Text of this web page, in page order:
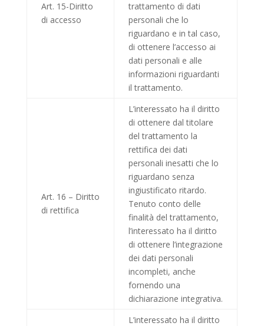
Art. 15-Diritto
di accesso
trattamento di dati
personali che lo
riguardano e in tal caso,
di ottenere l’accesso ai
dati personali e alle
informazioni riguardanti
il trattamento.
Art. 16 – Diritto
di rettifica
L’interessato ha il diritto
di ottenere dal titolare
del trattamento la
rettifica dei dati
personali inesatti che lo
riguardano senza
ingiustificato ritardo.
Tenuto conto delle
finalità del trattamento,
l’interessato ha il diritto
di ottenere l’integrazione
dei dati personali
incompleti, anche
fornendo una
dichiarazione integrativa.
L’interessato ha il diritto